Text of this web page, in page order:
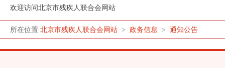
欢迎访问北京市残疾人联合会网站
所在位置 北京市残疾人联合会网站 > 政务信息 > 通知公告